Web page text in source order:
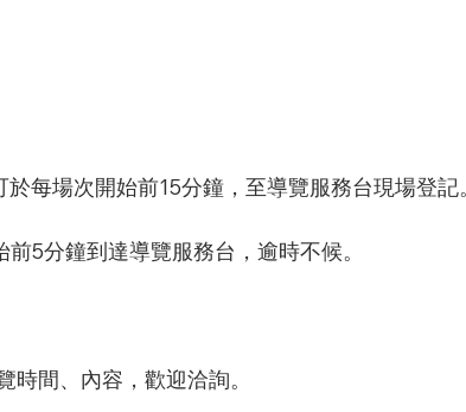
於每場次開始前15分鐘，至導覽服務台現場登記
5分鐘到達導覽服務台，逾時不候。
時間、內容，歡迎洽詢。